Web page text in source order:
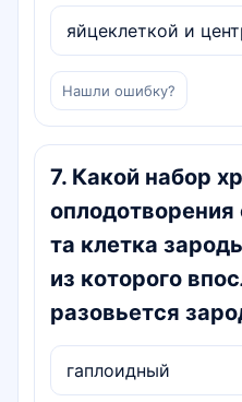
яйцеклеткой и
Нашли ошибку?
7. Какой набор
та клетка
из которого
разовьется
гаплоидный